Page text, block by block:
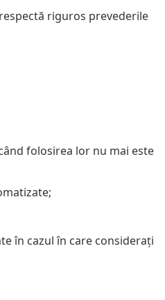
riguros prevederile
folosirea lor nu mai este
în cazul în care considerați